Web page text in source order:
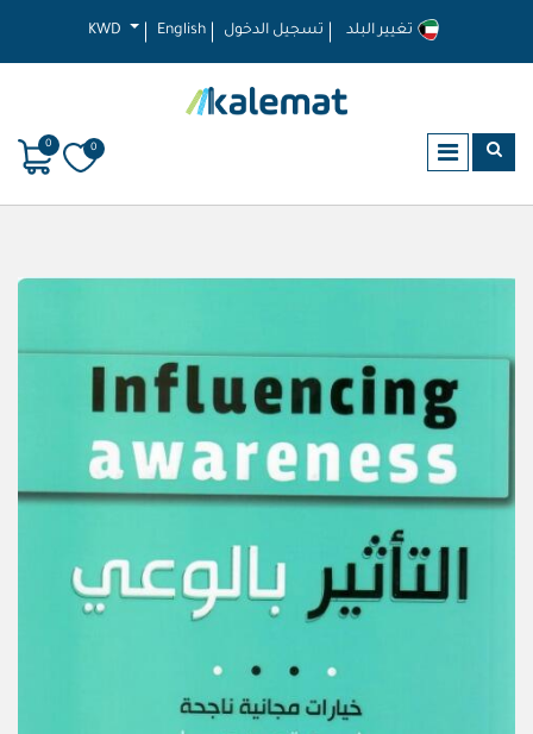
KWD English تسجيل الدخول
0
0